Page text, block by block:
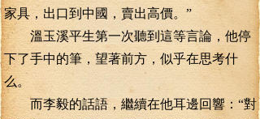
家具，出口到中國，賣出高價。”
溫玉溪平生第一次聽到這等言論，他停
下了手中的筆，望著前方，似乎在思考什
么。
而李毅的話語，繼續在他耳邊回響：“對